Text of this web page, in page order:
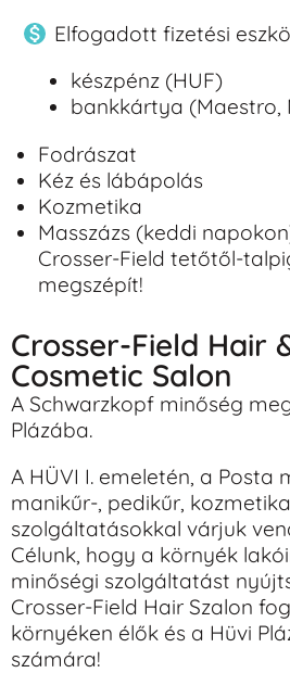
Elfogadott fizetési
készpénz (HUF)
bankkártya (Maestro,
Fodrászat
Kéz és lábápolás
Kozmetika
Masszázs (keddi
Crosser-Field tetőtől-
megszépít!
Crosser-Field Hair
Cosmetic Salon
A Schwarzkopf minőség
Plázába.
A HÜVI I. emeletén, a Posta
manikűr-, pedikűr,
szolgáltatásokkal várjuk
Célunk, hogy a környék
minőségi szolgáltatást
Crosser-Field Hair Szalon
környéken élők és a Hüvi
számára!